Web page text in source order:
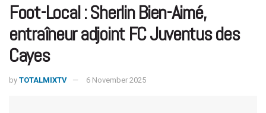
Foot-Local : Sherlin Bien-Aimé,
entraîneur adjoint FC Juventus des
Cayes
by TOTALMIXTV 6 November 2025